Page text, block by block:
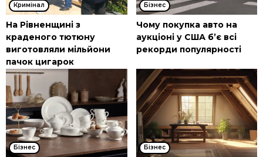
Кримінал
На Рівненщині з
краденого тютюну
виготовляли мільйони
пачок цигарок
Бізнес
Чому покупка авто на
аукціоні у США б’є всі
рекорди популярності
Бізнес Бізнес